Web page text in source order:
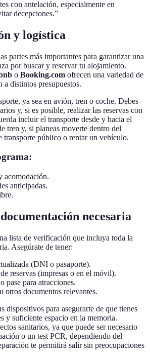
con antelación, especialmente en
decepciones.”
y logística
partes más importantes para garantizar una
por buscar y reservar tu alojamiento.
o Booking.com ofrecen una variedad de
a distintos presupuestos.
ya sea en avión, tren o coche. Debes
y, si es posible, realizar las reservas con
incluir el transporte desde y hacia el
tren y, si planeas moverte dentro del
transporte público o rentar un vehículo.
acomodación.
anticipadas.
necesaria
lista de verificación que incluya toda la
Asegúrate de tener:
(DNI o pasaporte).
reservas (impresas o en el móvil).
pase para atracciones.
otros documentos relevantes.
dispositivos para asegurarte de que tienes
y suficiente espacio en la memoria.
sanitarios, ya que puede ser necesario
o un test PCR, dependiendo del
te permitirá salir sin preocupaciones